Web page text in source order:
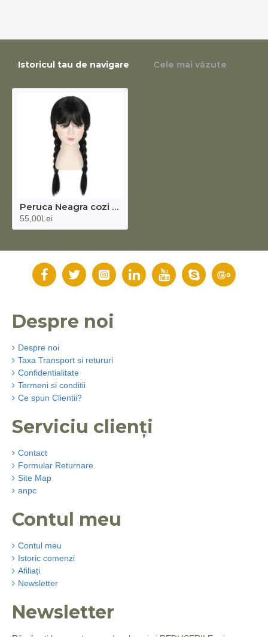
Istoricul tau de navigare Cele mai văzute
Peruca Neagra cozi impletite Wednesday
55,00Lei
Despre noi
Despre noi
Taxa Transport si retururi
Confidentialitate
Termeni si conditii
Ce spun Clientii?
Serviciu clienți
Contact
Formular Returnare
Site Map
anpc
Contul meu
Contul meu
Istoric comenzi
Afiliați
Newsletter
Newsletter